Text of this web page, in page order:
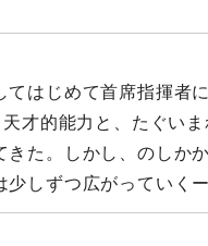
はじめて⾸席指揮者
才的能⼒と、たぐいま
た。しかし、のしか
しずつ広がっていくー